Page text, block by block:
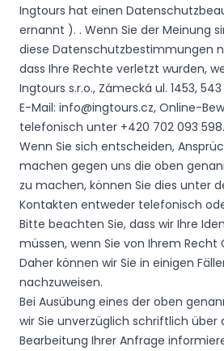
Ingtours hat einen
ernannt ). . Wenn Sie der Meinung
diese Datenschutzbestimmungen
dass Ihre Rechte verletzt wurden,
Ingtours s.r.o., Zámecká ul. 1453,
E-Mail: info@ingtours.cz, Online-
telefonisch unter +420 702 093 598.
Wenn Sie sich entscheiden,
machen gegen uns die oben
zu machen, können Sie dies unter
Kontakten entweder telefonisch
Bitte beachten Sie, dass wir Ihre
müssen, wenn Sie von Ihrem
Daher können wir Sie in einigen
nachzuweisen.
Bei Ausübung eines der oben
wir Sie unverzüglich schriftlich über
Bearbeitung Ihrer Anfrage